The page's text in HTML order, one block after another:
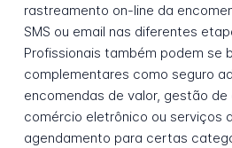
rastreamento on-line da
SMS ou email nas diferentes
Profissionais também podem se
complementares como seguro
encomendas de valor, gestão
comércio eletrônico ou serviços
agendamento para certas